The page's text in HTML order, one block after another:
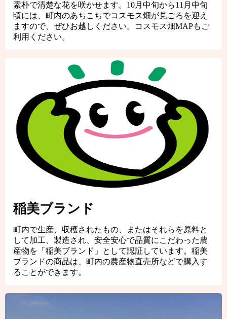
素朴で清楚な花を咲かせます。10月中旬から11月中旬
頃には、町内のあちこちでコスモス畑が見ごろを迎え
ますので、ぜひお越しください。コスモス畑MAPもご
利用ください。
稲美ブランド
町内で生産、収穫されたもの、またはそれらを原料と
して加工、製造され、安全安心で品質にこだわった農
産物を「稲美ブランド」として認証しています。稲美
ブランドの商品は、町内の農産物直売所などで購入す
ることができます。